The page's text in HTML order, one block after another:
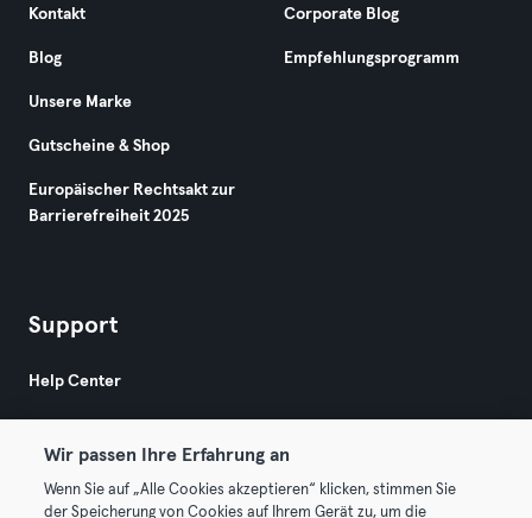
Kontakt
Blog
Unsere Marke
Gutscheine & Shop
Europäischer Rechtsakt zur
Barrierefreiheit 2025
Corporate Blog
Empfehlungsprogramm
Support
Help Center
Wir passen Ihre Erfahrung an
Wenn Sie auf „Alle Cookies akzeptieren“ klicken, stimmen Sie
der Speicherung von Cookies auf Ihrem Gerät zu, um die